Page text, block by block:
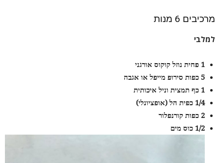
מרכיבים 6 מנות
למלבי
1 פחית נוזל קוקוס אורגני
5 כפות סירופ מייפל או אגבה
1 כף תמצית וניל איכותית
1/4 כפית הל (אופציונלי)
2 כפות קורנפלור
1/2 כוס מים